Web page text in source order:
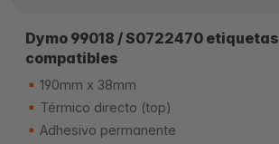
Dymo 99018 / S0722470 etiquetas
compatibles
190mm x 38mm
Térmico directo (top)
Adhesivo permanente